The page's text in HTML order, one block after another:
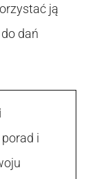
ją
dań
i